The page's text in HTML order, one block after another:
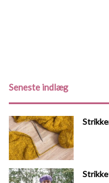
Seneste indlæg